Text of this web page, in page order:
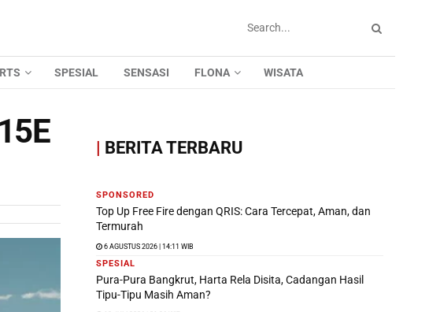
SPESIAL SENSASI FLONA WISATA
| BERITA TERBARU
SPONSORED
Top Up Free Fire dengan QRIS: Cara Tercepat, Aman, dan
Termurah
6 AGUSTUS 2026 | 14:11 WIB
SPESIAL
Pura-Pura Bangkrut, Harta Rela Disita, Cadangan Hasil
Tipu-Tipu Masih Aman?